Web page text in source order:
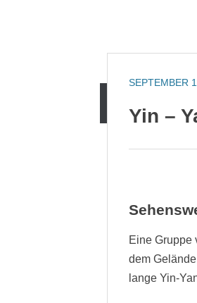
SEPTEMBER
Yin –
Eine Gruppe
dem
lange Yin-